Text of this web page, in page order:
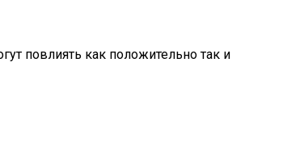
повлиять как положительно так и